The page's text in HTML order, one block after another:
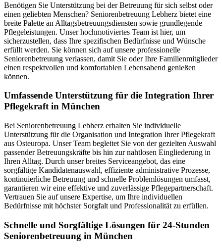
Benötigen Sie Unterstützung bei der Betreuung für sich selbst oder
einen geliebten Menschen? Seniorenbetreuung Lebherz bietet eine
breite Palette an Alltagsbetreuungsdiensten sowie grundlegende
Pflegeleistungen. Unser hochmotiviertes Team ist hier, um
sicherzustellen, dass Ihre spezifischen Bedürfnisse und Wünsche
erfüllt werden. Sie können sich auf unsere professionelle
Seniorenbetreuung verlassen, damit Sie oder Ihre Familienmitglieder
einen respektvollen und komfortablen Lebensabend genießen
können.
Umfassende Unterstützung für die Integration Ihrer
Pflegekraft in München
Bei Seniorenbetreuung Lebherz erhalten Sie individuelle
Unterstützung für die Organisation und Integration Ihrer Pflegekraft
aus Osteuropa. Unser Team begleitet Sie von der gezielten Auswahl
passender Betreuungskräfte bis hin zur nahtlosen Eingliederung in
Ihren Alltag. Durch unser breites Serviceangebot, das eine
sorgfältige Kandidatenauswahl, effiziente administrative Prozesse,
kontinuierliche Betreuung und schnelle Problemlösungen umfasst,
garantieren wir eine effektive und zuverlässige Pflegepartnerschaft.
Vertrauen Sie auf unsere Expertise, um Ihre individuellen
Bedürfnisse mit höchster Sorgfalt und Professionalität zu erfüllen.
Schnelle und Sorgfältige Lösungen für 24-Stunden
Seniorenbetreuung in München